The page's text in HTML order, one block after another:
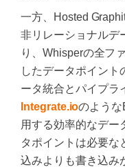
一方、Hosted
非リレーショナルデ
り、Whisperの全フ
したデータポイント
ータ統合とパイプラ
Integrate.ioのよう
用する効率的なデー
タポイントは必要な
込みよりも書き込み